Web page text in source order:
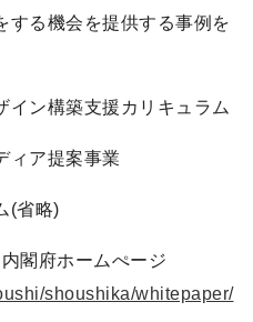
する機会を提供する事例を
ン構築支援カリキュラム
ィア提案事業
(省略)
閣府ホームぺージ
shoushika/whitepaper/